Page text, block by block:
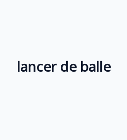
lancer de balle